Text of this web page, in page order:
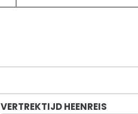
VERTREKTIJD HEENREIS